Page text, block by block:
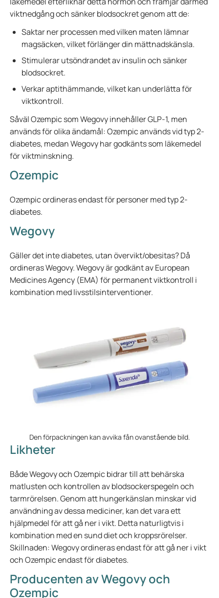
viktnedgång och sänker blodsockret genom att de:
Saktar ner processen med vilken maten lämnar
magsäcken, vilket förlänger din mättnadskänsla.
Stimulerar utsöndrandet av insulin och sänker
blodsockret.
Verkar aptithämmande, vilket kan underlätta för
viktkontroll.
Såväl Ozempic som Wegovy innehåller GLP-1, men
används för olika ändamål: Ozempic används vid typ 2-
diabetes, medan Wegovy har godkänts som läkemedel
för viktminskning.
Ozempic
Ozempic ordineras endast för personer med typ 2-
diabetes.
Wegovy
Gäller det inte diabetes, utan övervikt/obesitas? Då
ordineras Wegovy. Wegovy är godkänt av European
Medicines Agency (EMA) för permanent viktkontroll i
kombination med livsstilsinterventioner.
Den förpackningen kan avvika fån ovanstående bild.
Likheter
Både Wegovy och Ozempic bidrar till att behärska
matlusten och kontrollen av blodsockerspegeln och
tarmrörelsen. Genom att hungerkänslan minskar vid
användning av dessa mediciner, kan det vara ett
hjälpmedel för att gå ner i vikt. Detta naturligtvis i
kombination med en sund diet och kroppsrörelser.
Skillnaden: Wegovy ordineras endast för att gå ner i vikt
och Ozempic endast för diabetes.
Producenten av Wegovy och
Ozempic